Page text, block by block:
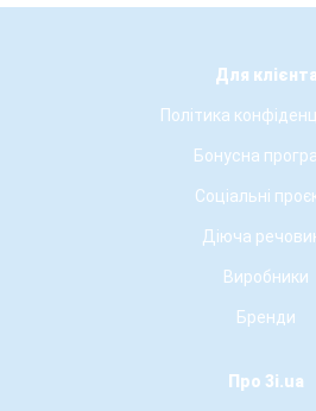
Для клієнта
Політика
Бонусна
Соціальні
Діюча
Виробники
Бренди
Про 3i.ua